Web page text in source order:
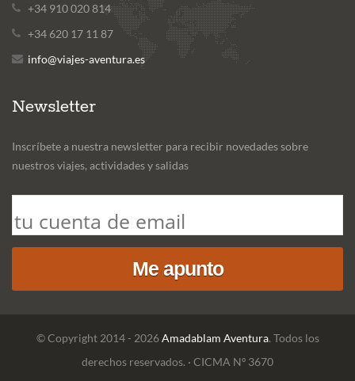
+34 910 020 814
+34 620 17 11 87
info@viajes-aventura.es
Newsletter
Inscríbete a nuestra newsletter para recibir novedades sobre
nuestros viajes, actividades y salidas
© Copyright 2014 - 2026Amadablam Aventura. Todos los
derechos reservados. · CICMA Nº 3670